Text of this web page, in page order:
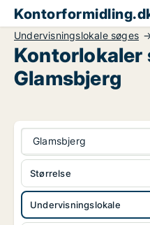
Undervisningslokale søges
Kontorlokaler
Glamsbjerg
Glamsbjerg
Undervisningslokale
Størrelse